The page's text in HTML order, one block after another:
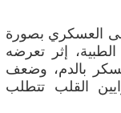
العسكري بصورة
الطبية، إثر تعرضه
بالدم، وضعف
القلب تتطلب